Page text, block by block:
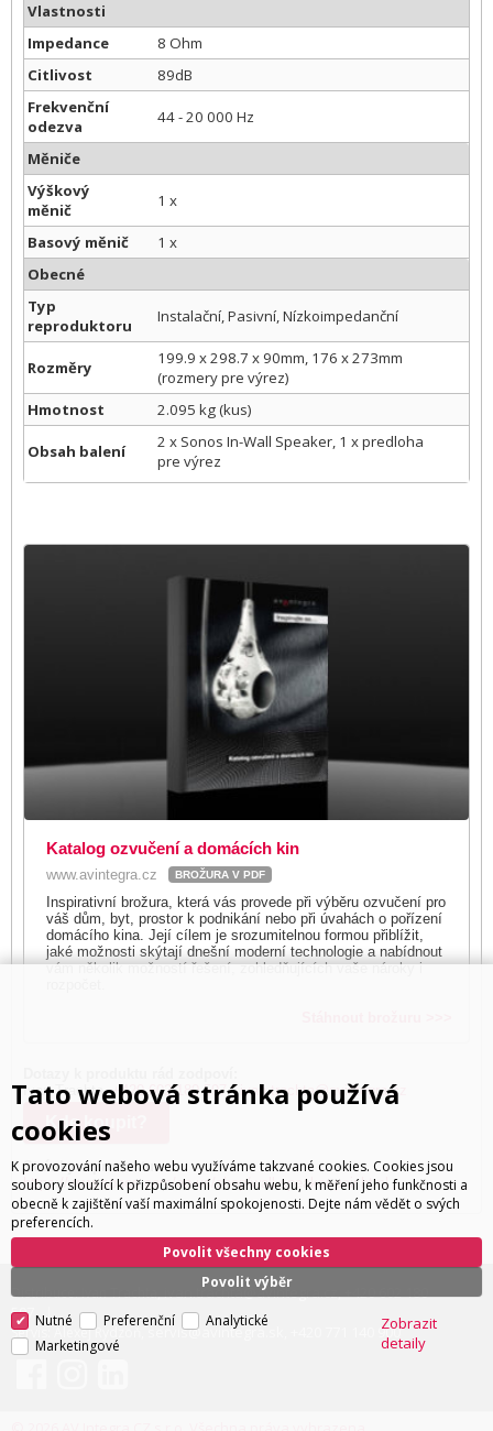
Vlastnosti
Impedance
8 Ohm
Citlivost
89dB
Frekvenční
odezva
44 - 20 000 Hz
Měniče
Výškový
měnič
1 x
Basový měnič
1 x
Obecné
Typ
reproduktoru
Instalační, Pasivní, Nízkoimpedanční
Rozměry
199.9 x 298.7 x 90mm, 176 x 273mm
(rozmery pre výrez)
Hmotnost
2.095 kg (kus)
Obsah balení
2 x Sonos In-Wall Speaker, 1 x predloha
pre výrez
Katalog ozvučení a domácích kin
www.avintegra.cz BROŽURA V PDF
Inspirativní brožura, která vás provede při výběru ozvučení pro
váš dům, byt, prostor k podnikání nebo při úvahách o pořízení
domácího kina. Její cílem je srozumitelnou formou přiblížit,
jaké možnosti skýtají dnešní moderní technologie a nabídnout
vám několik možností řešení, zohledňujících vaše nároky i
Ivan Trachta,+420 602 180 597, ivan.trachta@avintegra.cz
Kde koupit?
Stránky o produktu:
https://www.sonos.com/en-us/shop/wall-speaker-pair.html
Distribuce: Ivan Trachta,ivan.trachta@avintegra.cz,+420 602 180
597
Servis: Alexej Rydzoň, servis@avintegra.sk +420 771 140 900
Tato webová stránka používá
cookies
K provozování našeho webu využíváme takzvané cookies. Cookies jsou
soubory sloužící k přizpůsobení obsahu webu, k měření jeho funkčnosti a
obecně k zajištění vaší maximální spokojenosti. Dejte nám vědět o svých
preferencích.
Povolit výběr
Povolit všechny cookies
Nutné Preferenční
Analytické
Marketingové
Zobrazit
detaily